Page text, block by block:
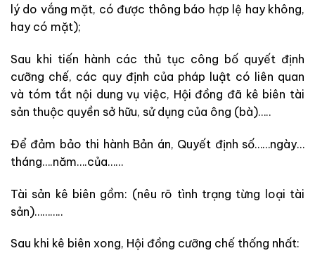
lý do vắng mặt, có được thông báo hợp lệ hay không,
hay có mặt);
Sau khi tiến hành các thủ tục công bố quyết định
cưỡng chế, các quy định của pháp luật có liên quan
và tóm tắt nội dung vụ việc, Hội đồng đã kê biên tài
sản thuộc quyền sở hữu, sử dụng của ông (bà)…..
Để đảm bảo thi hành Bản án, Quyết định số……ngày…
tháng….năm….của……
Tài sản kê biên gồm: (nêu rõ tình trạng từng loại tài
sản)………..
Sau khi kê biên xong, Hội đồng cưỡng chế thống nhất: